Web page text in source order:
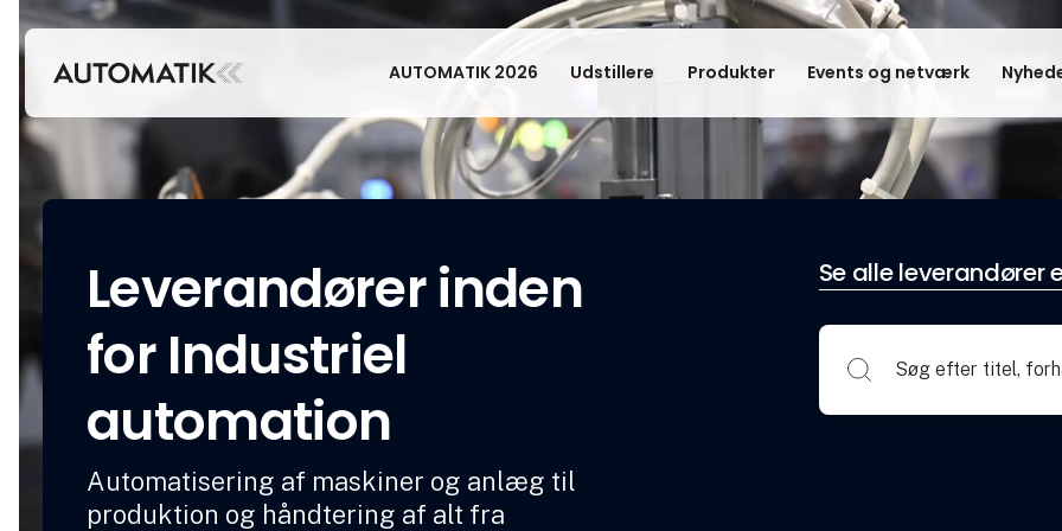
AUTOMATIK 2026 Udstillere Produkter Events og netværk
Leverandører inden
for Industriel
automation
Automatisering af maskiner og anlæg til
produktion og håndtering af alt fra
Se alle leverandører